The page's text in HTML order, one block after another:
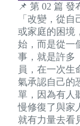
📌 第 02 篇
「改變，從
或家庭的困境
始，而是從一
事，就是許多
員，在一次生
氣承認自己的
單，因為有人
慢修復了與家
就有力量去看